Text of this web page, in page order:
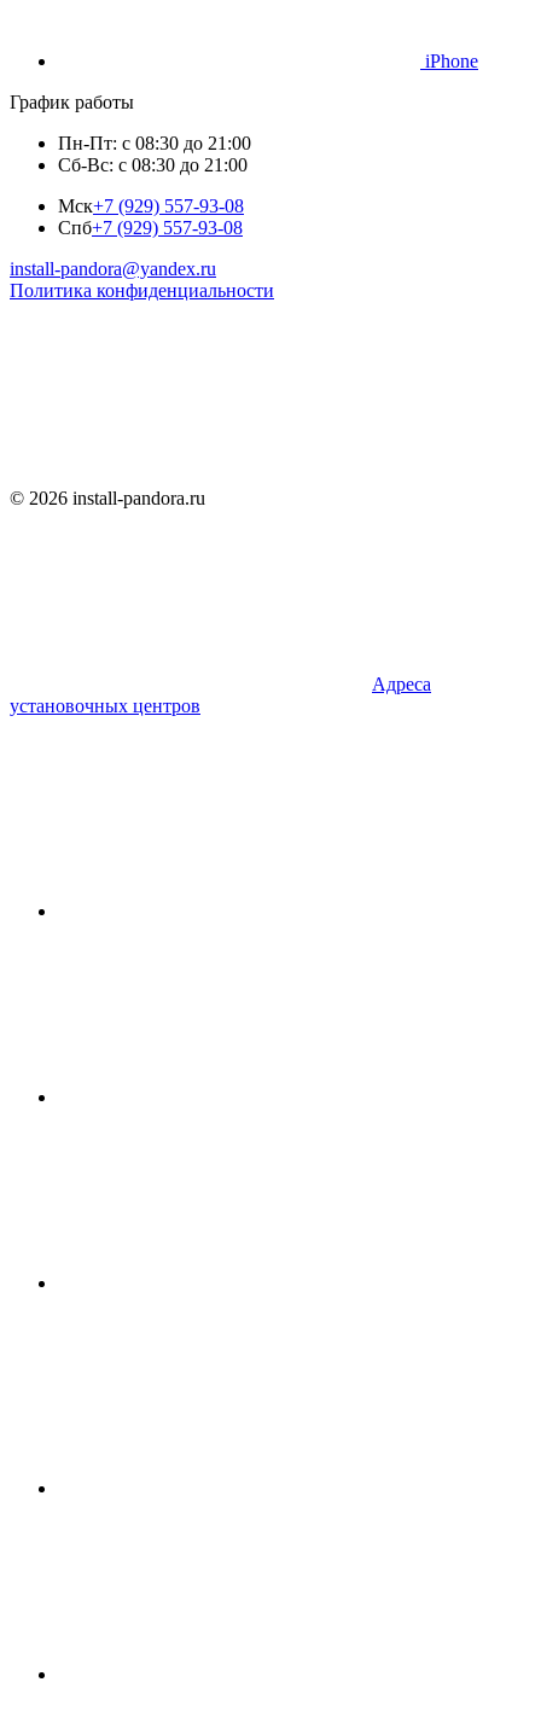
iPhone
График работы
Пн-Пт: с 08:30 до 21:00
Сб-Вс: с 08:30 до 21:00
Мск+7 (929) 557-93-08
Спб+7 (929) 557-93-08
install-pandora@yandex.ru
Политика конфиденциальности
© 2026 install-pandora.ru
Адреса
установочных центров